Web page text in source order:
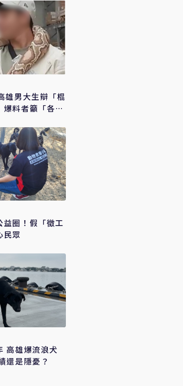
雄男大生辯「棍
料者籲「各校
益圈！假「徵工
民眾
高雄爆流浪犬
還是隱憂？